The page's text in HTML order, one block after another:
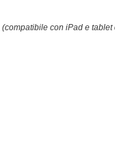
con iPad e tablet